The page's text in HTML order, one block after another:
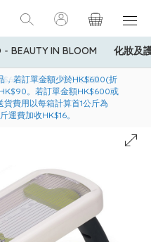
- BEAUTY IN BLOOM 化妝及
禮遇：高達5%簽賬回贈！
$600，可享免費送貨服務
，若訂單金額少於HK$600(折
。若訂單金額HK$600或
費用以每箱計算首1公斤為
運費加收HK$16。